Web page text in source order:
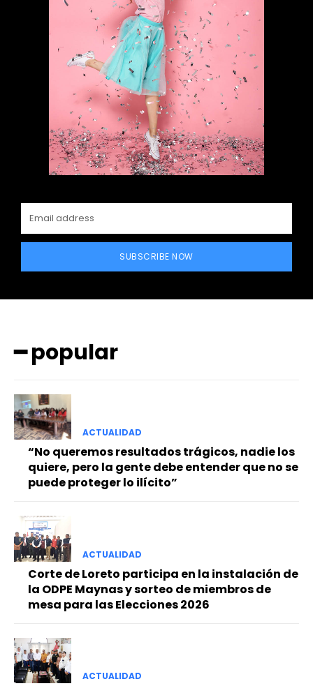
SUBSCRIBE NOW
━ popular
ACTUALIDAD
“No queremos resultados trágicos, nadie los
quiere, pero la gente debe entender que no se
puede proteger lo ilícito”
ACTUALIDAD
Corte de Loreto participa en la instalación de
la ODPE Maynas y sorteo de miembros de
mesa para las Elecciones 2026
ACTUALIDAD